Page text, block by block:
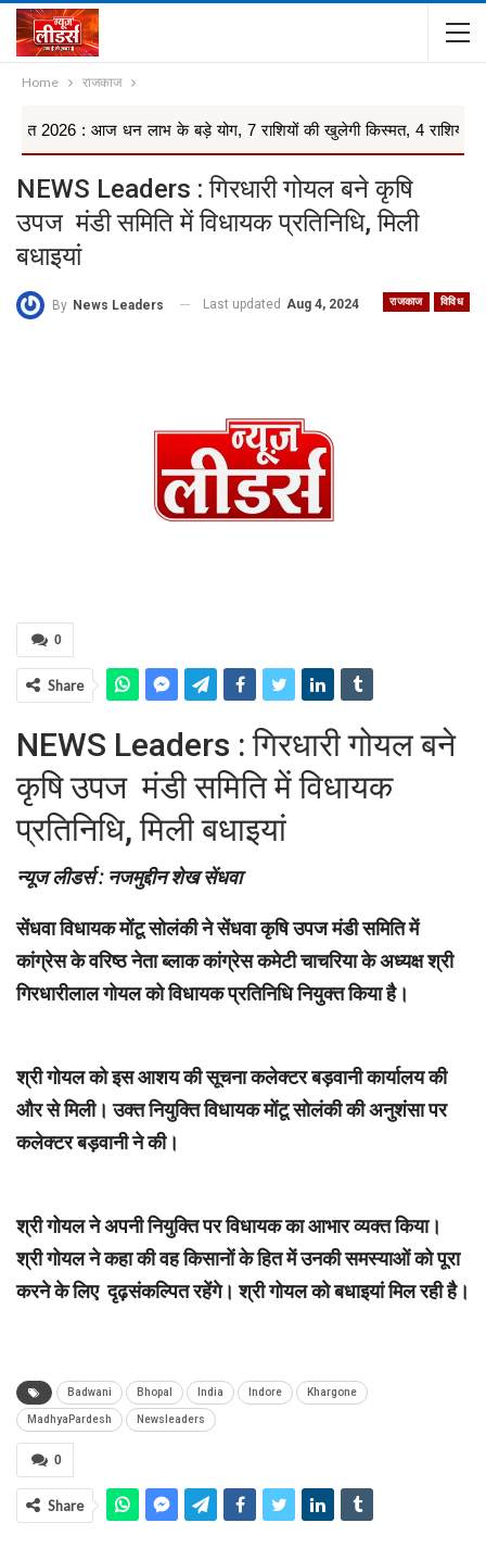
Home राजकाज
धन लाभ के बड़े योग, 7 राशियों की खुलेगी किस्मत, 4 राशियों को रहना ...
NEWS Leaders : गिरधारी गोयल बने कृषि
उपज मंडी समिति में विधायक प्रतिनिधि, मिली
बधाइयां
राजकाज विविध
By News Leaders Last updated Aug 4, 2024
0
Share
NEWS Leaders : गिरधारी गोयल बने
कृषि उपज मंडी समिति में विधायक
प्रतिनिधि, मिली बधाइयां
न्यूज लीडर्स : नजमुद्दीन शेख सेंधवा
सेंधवा विधायक मोंटू सोलंकी ने सेंधवा कृषि उपज मंडी समिति में
कांग्रेस के वरिष्ठ नेता ब्लाक कांग्रेस कमेटी चाचरिया के अध्यक्ष श्री
गिरधारीलाल गोयल को विधायक प्रतिनिधि नियुक्त किया है।
श्री गोयल को इस आशय की सूचना कलेक्टर बड़वानी कार्यालय की
और से मिली। उक्त नियुक्ति विधायक मोंटू सोलंकी की अनुशंसा पर
कलेक्टर बड़वानी ने की।
श्री गोयल ने अपनी नियुक्ति पर विधायक का आभार व्यक्त किया।
श्री गोयल ने कहा की वह किसानों के हित में उनकी समस्याओं को पूरा
करने के लिए दृढ़संकल्पित रहेंगे। श्री गोयल को बधाइयां मिल रही है।
Badwani Bhopal India Indore Khargone
MadhyaPardesh Newsleaders
0
Share